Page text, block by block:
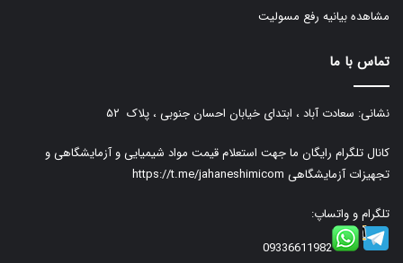
مشاهده بیانیه رفع مسولیت
تماس با ما
نشانی: سعادت آباد ، ابتدای خیابان احسان جنوبی ، پلاک ۵۲
کانال تلگرام رایگان ما جهت استعلام قیمت مواد شیمیایی و آزمایشگاهی و
تجهیزات آزمایشگاهی https://t.me/jahaneshimicom
تلگرام و واتساپ:
09336611982